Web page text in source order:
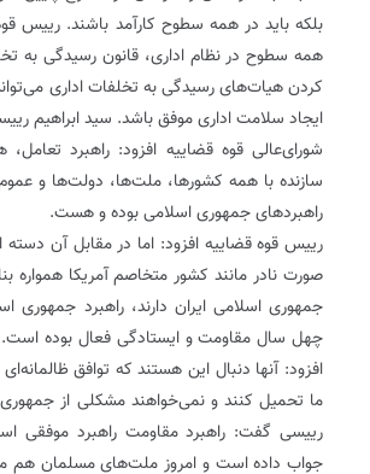
بلکه باید در همه سطوح کارآمد باشند. رییس
همه سطوح در نظام اداری، قانون رسیدگی به
کردن هیات‌های رسیدگی به تخلفات اداری
ایجاد سلامت اداری موفق باشد. سید ابراهیم
شورای‌عالی قوه قضاییه افزود: راهبرد
سازنده با همه کشورها، ملت‌ها، دولت‌ها و
راهبردهای جمهوری اسلامی بوده و هست.
رییس قوه قضاییه افزود: اما در مقابل آن دسته
صورت نادر مانند کشور متخاصم آمریکا همواره
جمهوری اسلامی ایران دارند، راهبرد جمهوری
چهل سال مقاومت و ایستادگی فعال بوده
افزود: آنها دنبال این هستند که توافق
ما تحمیل کنند و نمی‌خواهند مشکلی از
رییسی گفت: راهبرد مقاومت راهبرد موفقی
جواب داده است و امروز ملت‌های مسلمان هم